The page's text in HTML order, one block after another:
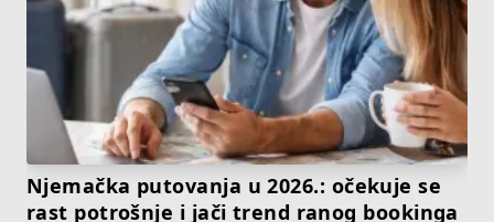
Njemačka putovanja u 2026.: očekuje se
rast potrošnje i jači trend ranog bookinga